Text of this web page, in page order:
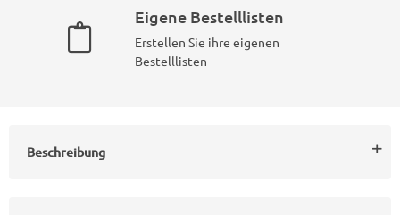
Eigene Bestelllisten
Erstellen Sie ihre eigenen
Bestelllisten
Beschreibung